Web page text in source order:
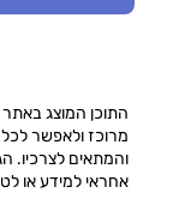
התוכן המוצג באתר
מרוכז ולאפשר
והמתאים לצרכיו.
אחראי למידע או